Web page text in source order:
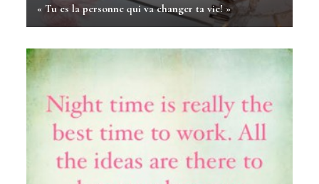
« Tu es la personne qui va changer ta vie! »